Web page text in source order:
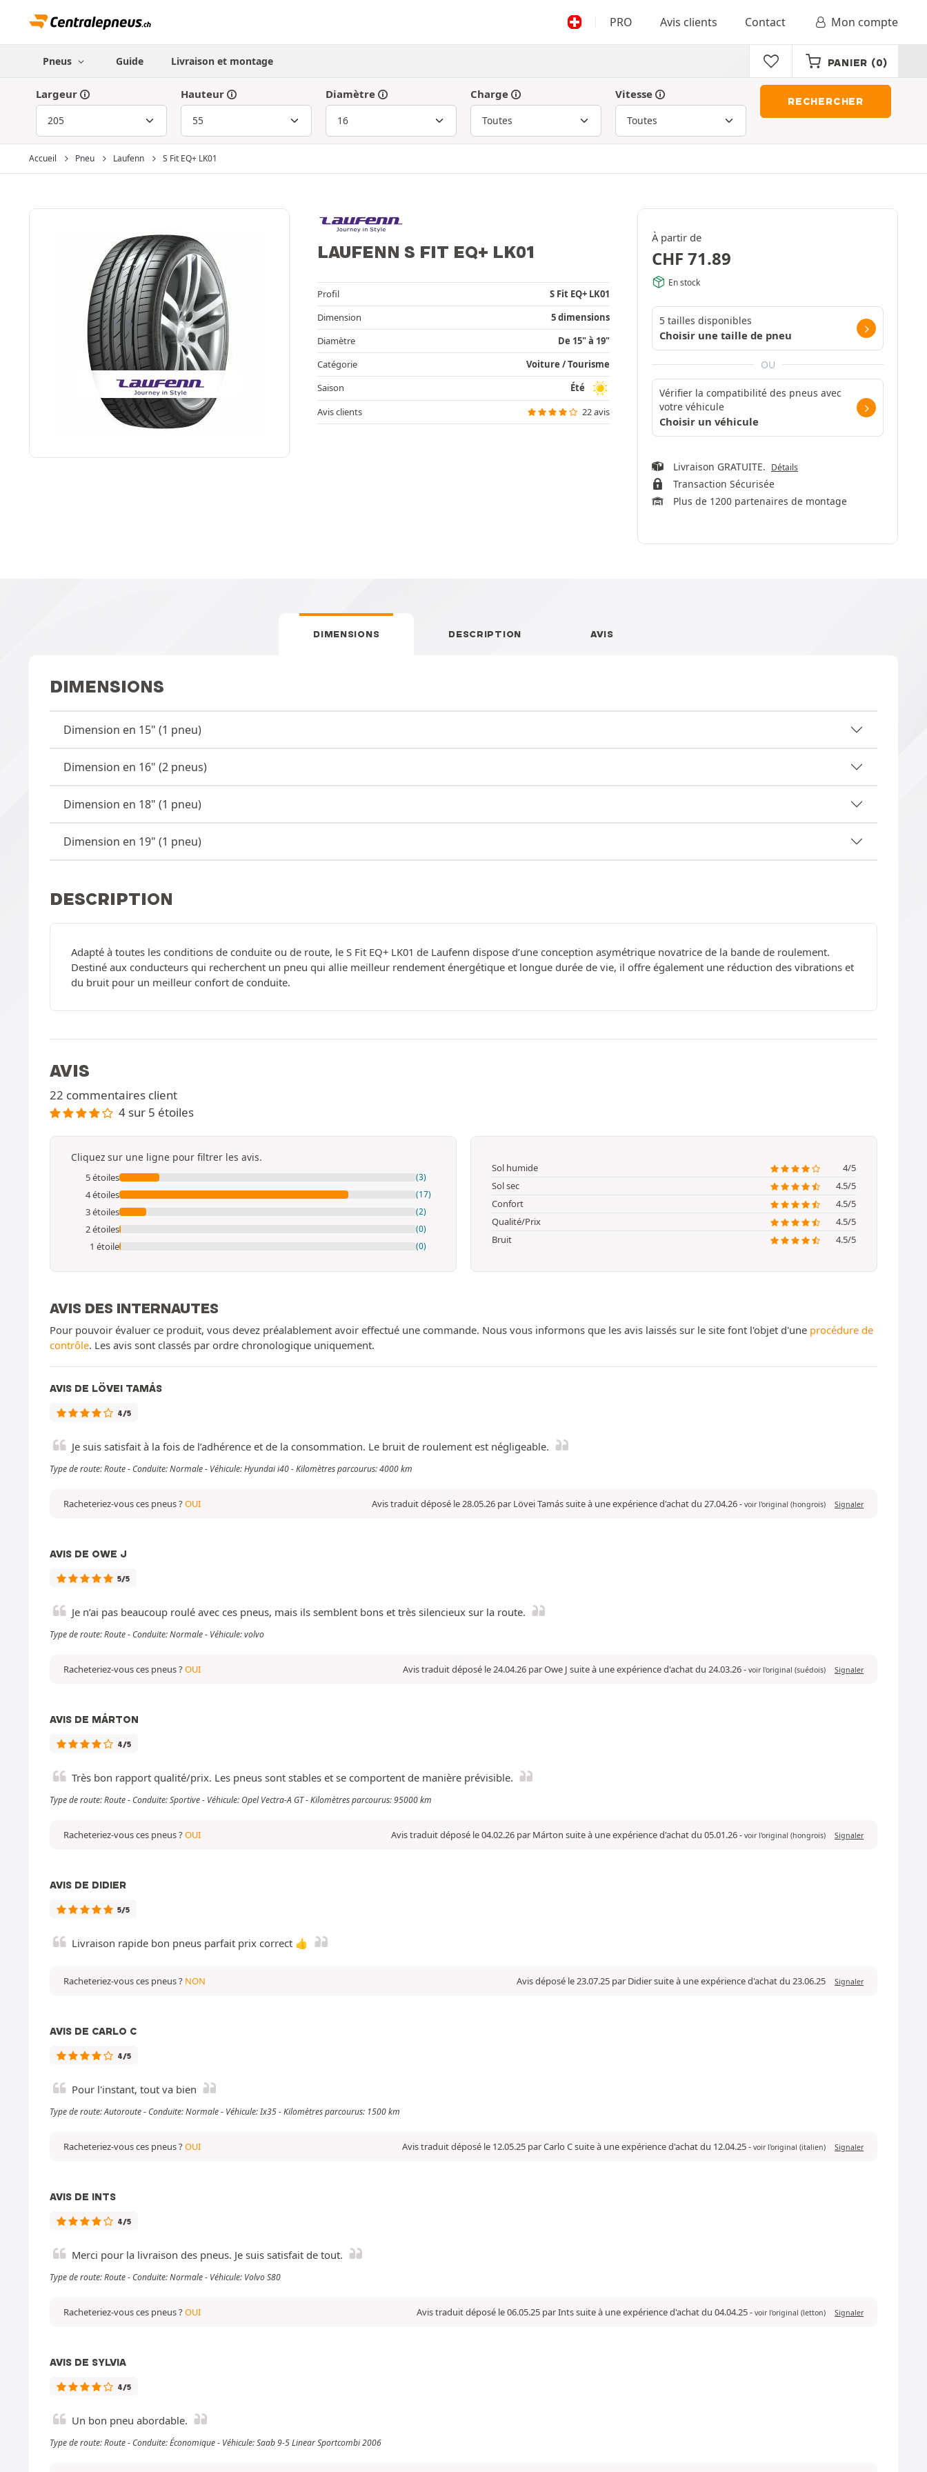
PRO Avis clients Contact Mon compte
Pneus Guide Livraison et montage PANIER (0)
Largeur Hauteur Diamètre Charge Vitesse
RECHERCHER
Accueil Pneu Laufenn S Fit EQ+ LK01
LAUFENN S FIT EQ+ LK01
Profil
S Fit EQ+ LK01
Dimension
5 dimensions
Diamètre
De 15" à 19"
Catégorie
Voiture / Tourisme
Saison
Été
Avis clients
22 avis
À partir de
CHF 71.89
En stock
5 tailles disponibles
Choisir une taille de pneu
OU
Vérifier la compatibilité des pneus avec
votre véhicule
Choisir un véhicule
Livraison GRATUITE. Détails
Transaction Sécurisée
Plus de 1200 partenaires de montage
DIMENSIONS DESCRIPTION AVIS
DIMENSIONS
Dimension en 15" (1 pneu)
Dimension en 16" (2 pneus)
Dimension en 18" (1 pneu)
Dimension en 19" (1 pneu)
DESCRIPTION
Adapté à toutes les conditions de conduite ou de route, le S Fit EQ+ LK01 de Laufenn dispose d’une conception asymétrique novatrice de la bande de roulement.
Destiné aux conducteurs qui recherchent un pneu qui allie meilleur rendement énergétique et longue durée de vie, il offre également une réduction des vibrations et
du bruit pour un meilleur confort de conduite.
AVIS
22 commentaires client
4 sur 5 étoiles
Cliquez sur une ligne pour filtrer les avis.
5 étoiles (3)
4 étoiles (17)
3 étoiles (2)
2 étoiles (0)
1 étoile (0)
Sol humide
4/5
Sol sec
4.5/5
Confort
4.5/5
Qualité/Prix
4.5/5
Bruit
4.5/5
AVIS DES INTERNAUTES
Pour pouvoir évaluer ce produit, vous devez préalablement avoir effectué une commande. Nous vous informons que les avis laissés sur le site font l'objet d'une procédure de
contrôle. Les avis sont classés par ordre chronologique uniquement.
AVIS DE LÖVEI TAMÁS
4/5
Je suis satisfait à la fois de l’adhérence et de la consommation. Le bruit de roulement est négligeable.
Type de route: Route - Conduite: Normale - Véhicule: Hyundai i40 - Kilomètres parcourus: 4000 km
Avis traduit déposé le 28.05.26 par Lövei Tamás suite à une expérience d'achat du 27.04.26- voir l'original (hongrois) Signaler
Racheteriez-vous ces pneus ?OUI
AVIS DE OWE J
5/5
Je n’ai pas beaucoup roulé avec ces pneus, mais ils semblent bons et très silencieux sur la route.
Type de route: Route - Conduite: Normale - Véhicule: volvo
Avis traduit déposé le 24.04.26 par Owe J suite à une expérience d'achat du 24.03.26- voir l'original (suédois) Signaler
Racheteriez-vous ces pneus ?OUI
AVIS DE MÁRTON
4/5
Très bon rapport qualité/prix. Les pneus sont stables et se comportent de manière prévisible.
Type de route: Route - Conduite: Sportive - Véhicule: Opel Vectra-A GT - Kilomètres parcourus: 95000 km
Avis traduit déposé le 04.02.26 par Márton suite à une expérience d'achat du 05.01.26- voir l'original (hongrois) Signaler
Racheteriez-vous ces pneus ?OUI
AVIS DE DIDIER
5/5
Livraison rapide bon pneus parfait prix correct 👍
Avis déposé le 23.07.25 par Didier suite à une expérience d'achat du 23.06.25 Signaler
Racheteriez-vous ces pneus ? NON
AVIS DE CARLO C
4/5
Pour l'instant, tout va bien
Type de route: Autoroute - Conduite: Normale - Véhicule: Ix35 - Kilomètres parcourus: 1500 km
Avis traduit déposé le 12.05.25 par Carlo C suite à une expérience d'achat du 12.04.25- voir l'original (italien) Signaler
Racheteriez-vous ces pneus ?OUI
AVIS DE INTS
4/5
Merci pour la livraison des pneus. Je suis satisfait de tout.
Type de route: Route - Conduite: Normale - Véhicule: Volvo S80
Avis traduit déposé le 06.05.25 par Ints suite à une expérience d'achat du 04.04.25- voir l'original (letton) Signaler
Racheteriez-vous ces pneus ?OUI
AVIS DE SYLVIA
4/5
Un bon pneu abordable.
Type de route: Route - Conduite: Économique - Véhicule: Saab 9-5 Linear Sportcombi 2006